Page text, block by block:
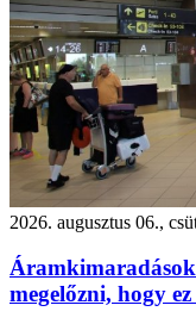
2026. augusztus 06.,
megelőzni, hogy